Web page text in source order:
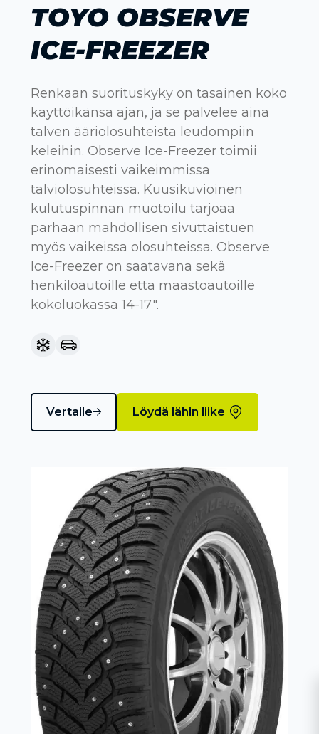
TOYO OBSERVE
ICE-FREEZER
Renkaan suorituskyky on tasainen koko
käyttöikänsä ajan, ja se palvelee aina
talven ääriolosuhteista leudompiin
keleihin. Observe Ice-Freezer toimii
erinomaisesti vaikeimmissa
talviolosuhteissa. Kuusikuvioinen
kulutuspinnan muotoilu tarjoaa
parhaan mahdollisen sivuttaistuen
myös vaikeissa olosuhteissa. Observe
Ice-Freezer on saatavana sekä
henkilöautoille että maastoautoille
kokoluokassa 14-17".
Vertaile Löydä lähin liike